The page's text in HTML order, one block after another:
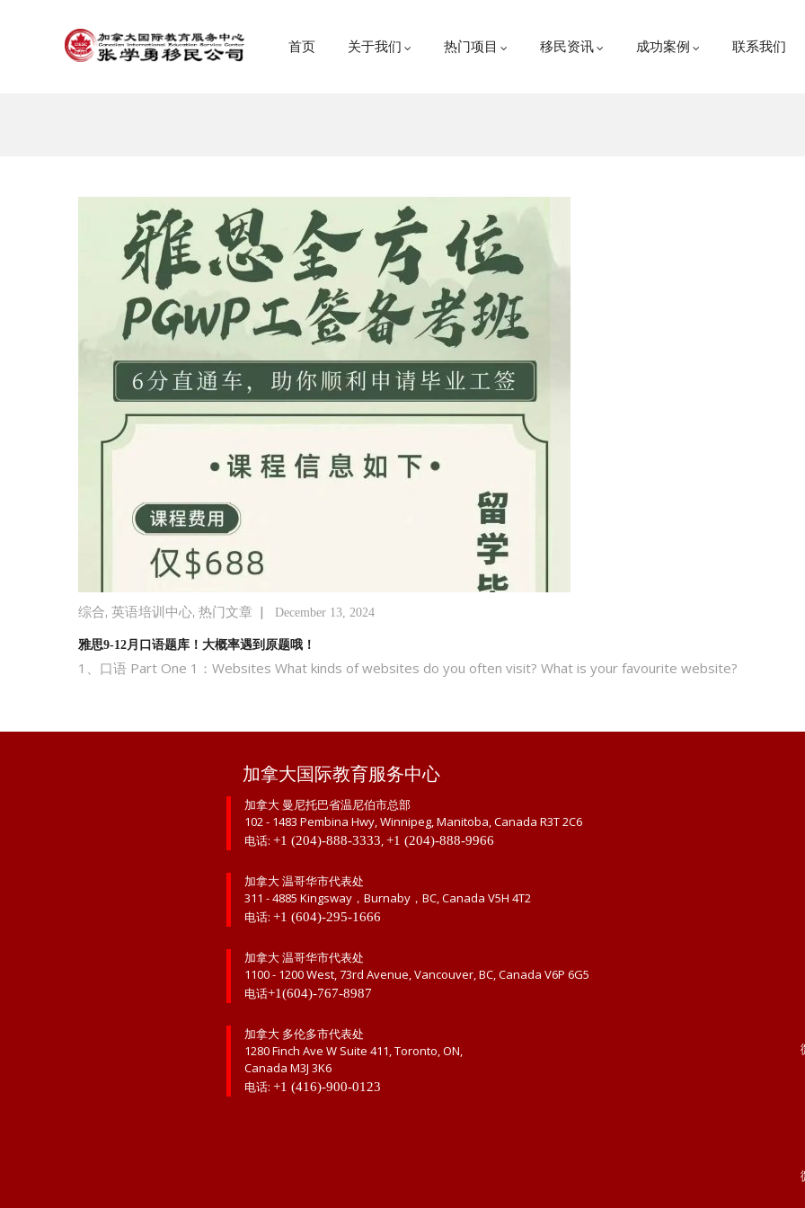
首页 关于我们 热门项目 移民资讯 成功案例 联系我们
综合, 英语培训中心, 热门文章 | December 13, 2024
雅思9-12月口语题库！大概率遇到原题哦！
1、口语 Part One 1：Websites What kinds of websites do you often visit? What is your favourite website?
加拿大国际教育服务中心
加拿大 曼尼托巴省温尼伯市总部
102 - 1483 Pembina Hwy, Winnipeg, Manitoba, Canada R3T 2C6
电话: +1 (204)-888-3333,+1 (204)-888-9966
加拿大 温哥华市代表处
311 - 4885 Kingsway，Burnaby，BC, Canada V5H 4T2
电话: +1 (604)-295-1666
加拿大 温哥华市代表处
1100 - 1200 West, 73rd Avenue, Vancouver, BC, Canada V6P 6G5
电话+1(604)-767-8987
加拿大 多伦多市代表处
1280 Finch Ave W Suite 411, Toronto, ON,
Canada M3J 3K6
电话: +1 (416)-900-0123